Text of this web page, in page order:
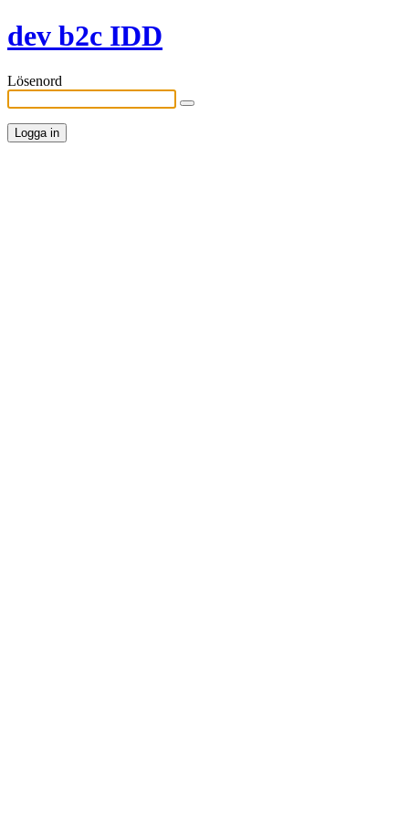
dev b2c IDD
Lösenord